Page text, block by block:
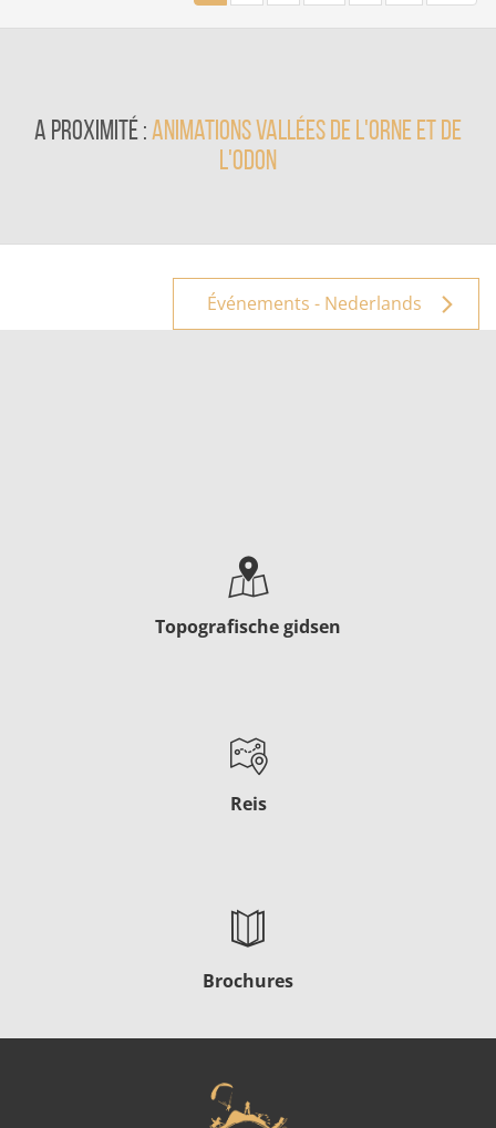
A proximité : animations Vallées de l'Orne et de
l'Odon
Événements - Nederlands
Topografische gidsen
Reis
Brochures